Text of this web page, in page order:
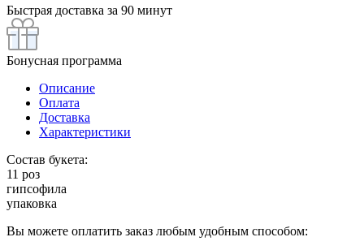
Быстрая доставка за 90 минут
Бонусная программа
Описание
Оплата
Доставка
Характеристики
Состав букета:
11 роз
гипсофила
упаковка
Вы можете оплатить заказ любым удобным способом: